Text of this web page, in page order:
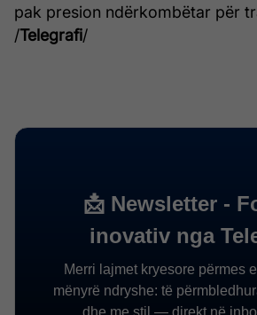
pak presion ndërkombëtar për
/Telegrafi/